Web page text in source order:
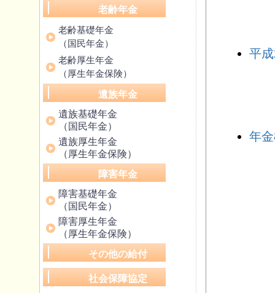
平
年
老齢年金
老齢基礎年金
（国民年金）
老齢厚生年金
（厚生年金保険）
遺族年金
遺族基礎年金
（国民年金）
遺族厚生年金
（厚生年金保険）
障害年金
障害基礎年金
（国民年金）
障害厚生年金
（厚生年金保険）
その他の給付
社会保障協定